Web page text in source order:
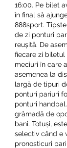
16:00. Pe bilet
în final să
888sport.
de zi ponturi
reușită. De
fiecare zi
meciuri în care
asemenea la
largă de tipuri
ponturi pariuri
ponturi
grămadă de
bani. Totuși,
selectiv când e
pronosticuri